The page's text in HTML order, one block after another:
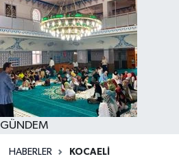
GÜNDEM
HABERLER KOCAELI